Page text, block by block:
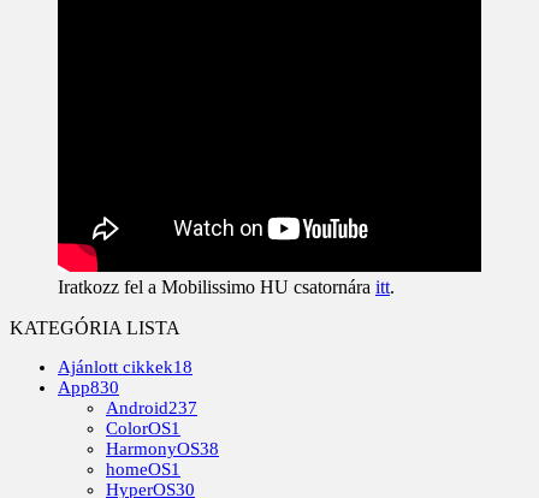
Iratkozz fel a Mobilissimo HU csatornára itt.
KATEGÓRIA LISTA
Ajánlott cikkek18
App830
Android237
ColorOS1
HarmonyOS38
homeOS1
HyperOS30